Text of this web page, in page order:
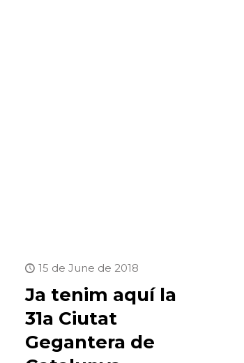
15 de June de 2018
Ja tenim aquí la
31a Ciutat
Gegantera de